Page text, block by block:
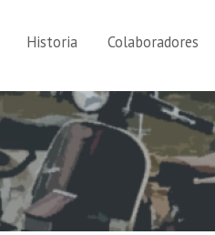
Historia Colaboradores